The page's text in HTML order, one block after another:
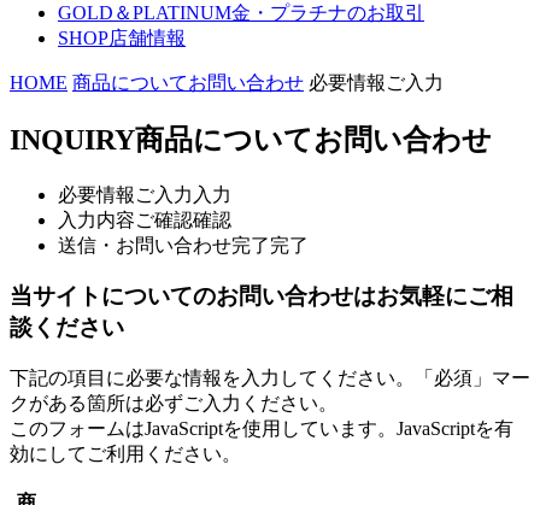
GOLD＆PLATINUM金・プラチナのお取引
SHOP店舗情報
HOME 商品についてお問い合わせ 必要情報ご入力
INQUIRY商品についてお問い合わせ
必要情報ご入力 入力
入力内容ご確認確認
送信・お問い合わせ完了完了
当サイトについてのお問い合わせはお気軽にご相
談ください
下記の項目に必要な情報を入力してください。「必須」マー
クがある箇所は必ずご入力ください。
このフォームはJavaScriptを使用しています。JavaScriptを有
効にしてご利用ください。